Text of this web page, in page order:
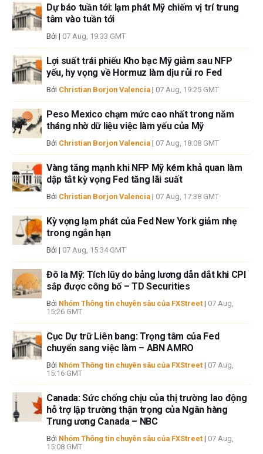
cập trong bài viết này và không có quan hệ kinh doanh với bất kỳ công ty
nào được đề cập. Tác giả không nhận được tiền công cho việc viết bài
này, ngoài từ FXStreet.
giả không cam đoan về tính chính xác, đầy đủ hoặc phù hợp của thông
tin này. FXStreet và tác giả sẽ không chịu trách nhiệm về bất kỳ sai sót,
thiếu sót hoặc bất kỳ tổn thất, thương tích hoặc thiệt hại nào phát sinh từ
thông tin này và việc hiển thị hoặc sử dụng thông tin này. Ngoại trừ các
lỗi và thiếu sót.
Tác giả và FXStreet không phải là các cố vấn đầu tư đã đăng ký và không
có nội dung nào trong bài viết này nhằm mục đích tư vấn đầu tư.
Dự báo tuần tới: lạm phát Mỹ chiếm vị trí trung
tâm vào tuần tới
Bởi | 07 Aug, 19:33 GMT
Lợi suất trái phiếu Kho bạc Mỹ giảm sau NFP
yếu, hy vọng về Hormuz làm dịu rủi ro Fed
Bởi Christian Borjon Valencia | 07 Aug, 19:25 GMT
Peso Mexico chạm mức cao nhất trong năm
tháng nhờ dữ liệu việc làm yếu của Mỹ
Bởi Christian Borjon Valencia | 07 Aug, 18:08 GMT
Vàng tăng mạnh khi NFP Mỹ kém khả quan làm
dập tắt kỳ vọng Fed tăng lãi suất
Bởi Christian Borjon Valencia | 07 Aug, 17:38 GMT
Kỳ vọng lạm phát của Fed New York giảm nhẹ
trong ngắn hạn
Bởi | 07 Aug, 15:34 GMT
Đô la Mỹ: Tích lũy do bảng lương dẫn dắt khi CPI
sắp được công bố – TD Securities
Bởi Nhóm Thông tin chuyên sâu của FXStreet | 07 Aug,
15:26 GMT
Cục Dự trữ Liên bang: Trọng tâm của Fed
chuyển sang việc làm – ABN AMRO
Bởi Nhóm Thông tin chuyên sâu của FXStreet | 07 Aug,
15:16 GMT
Canada: Sức chống chịu của thị trường lao động
hỗ trợ lập trường thận trọng của Ngân hàng
Trung ương Canada – NBC
Bởi Nhóm Thông tin chuyên sâu của FXStreet | 07 Aug,
15:08 GMT